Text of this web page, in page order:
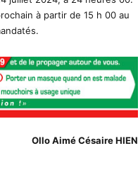
à partir de 15 h 00 au
Ollo Aimé Césaire HIEN